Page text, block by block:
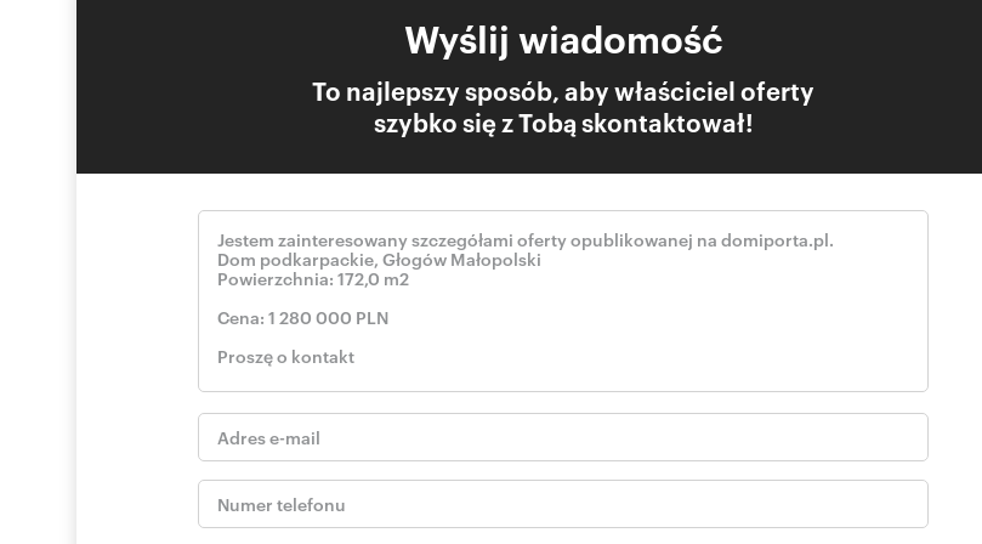
Wyślij wiadomość
To najlepszy sposób, aby właściciel oferty
szybko się z Tobą skontaktował!